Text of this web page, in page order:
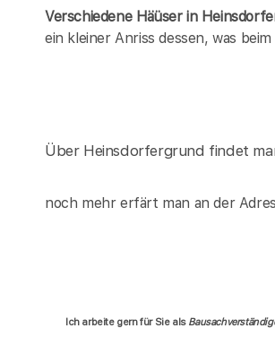
Verschiedene Häüser in
ein kleiner Anriss dessen, was
Über Heinsdorfergrund findet
noch mehr erfärt man an der
Ich arbeite gern für Sie als